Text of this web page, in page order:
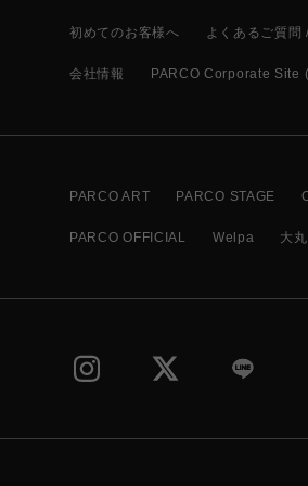
初めてのお客様へ よくあるご質問
会社情報 PARCO Corporate Site
PARCO ART PARCO STAGE
PARCO OFFICIAL Welpa 大